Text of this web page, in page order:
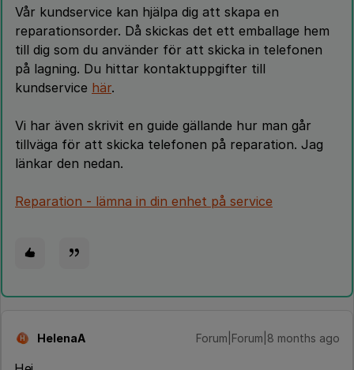
Vår kundservice kan hjälpa dig att skapa en
reparationsorder. Då skickas det ett emballage hem
till dig som du använder för att skicka in telefonen
på lagning. Du hittar kontaktuppgifter till
kundservice här.
Vi har även skrivit en guide gällande hur man går
tillväga för att skicka telefonen på reparation. Jag
länkar den nedan.
Reparation - lämna in din enhet på service
H HelenaA Forum|Forum|8 months ago